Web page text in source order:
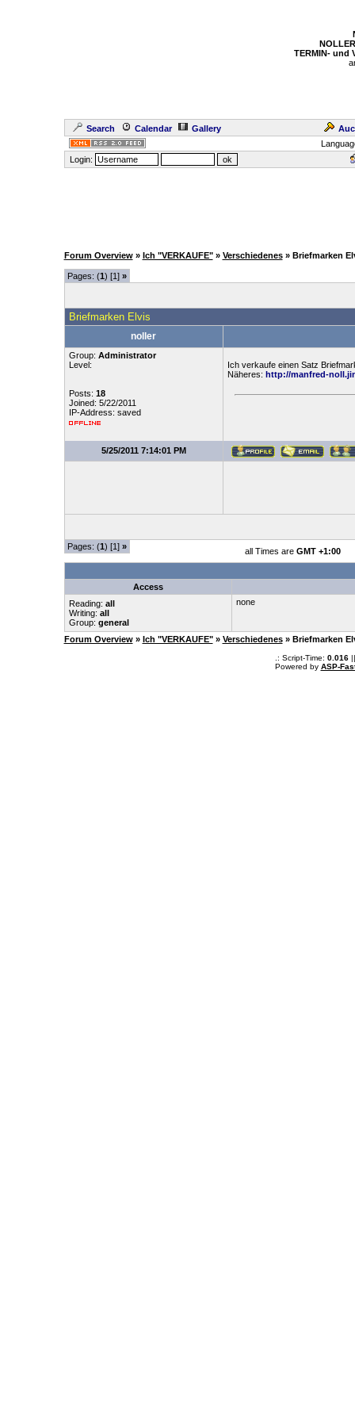
TERMIN- und
Search Calendar Gallery
Login:
Forum Overview » Ich "VERKAUFE" » Verschiedenes » Briefmarken
Pages: (1) [1] »
Briefmarken Elvis
noller
Group: Administrator
Level:
Posts: 18
Joined: 5/22/2011
IP-Address: saved
Ich verkaufe einen Satz
Näheres: http://manfred-
5/25/2011 7:14:01 PM
Pages: (1) [1] » all Times are GMT +1:00
Access
Reading: all
Writing: all
Group: general
none
Forum Overview » Ich "VERKAUFE" » Verschiedenes » Briefmarken
.: Script-Time: 0.016||
Powered by ASP-